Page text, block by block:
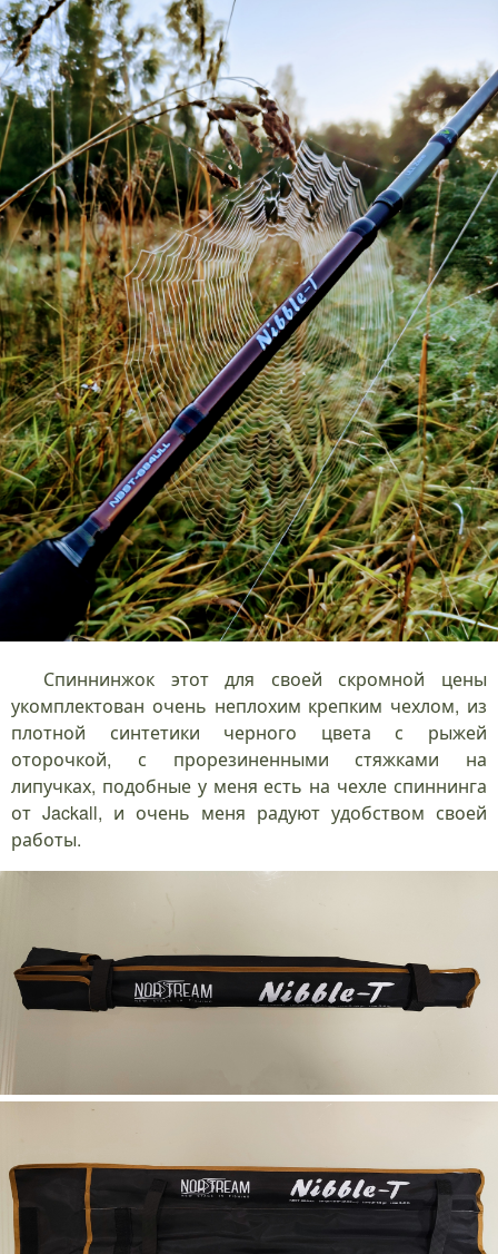
Спиннинжок этот для своей скромной цены
укомплектован очень неплохим крепким чехлом, из
плотной синтетики черного цвета с рыжей
оторочкой, с прорезиненными стяжками на
липучках, подобные у меня есть на чехле спиннинга
от Jackall, и очень меня радуют удобством своей
работы.